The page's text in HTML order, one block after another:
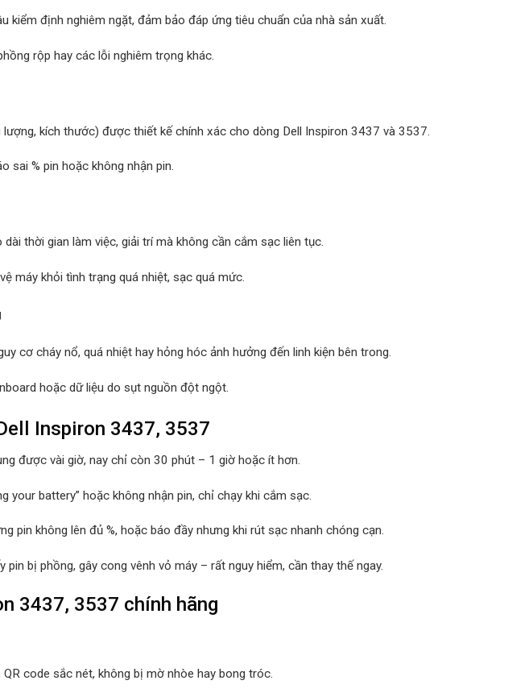
kiểm định nghiêm ngặt, đảm bảo đáp ứng tiêu chuẩn của nhà sản xuất.
rộp hay các lỗi nghiêm trọng khác.
kích thước) được thiết kế chính xác cho dòng Dell Inspiron 3437 và 3537.
sai % pin hoặc không nhận pin.
thời gian làm việc, giải trí mà không cần cắm sạc liên tục.
máy khỏi tình trạng quá nhiệt, sạc quá mức.
cơ cháy nổ, quá nhiệt hay hỏng hóc ảnh hưởng đến linh kiện bên trong.
hoặc dữ liệu do sụt nguồn đột ngột.
Inspiron 3437, 3537
được vài giờ, nay chỉ còn 30 phút – 1 giờ hoặc ít hơn.
your battery” hoặc không nhận pin, chỉ chạy khi cắm sạc.
pin không lên đủ %, hoặc báo đầy nhưng khi rút sạc nhanh chóng cạn.
pin bị phồng, gây cong vênh vỏ máy – rất nguy hiểm, cần thay thế ngay.
3437, 3537 chính hãng
code sắc nét, không bị mờ nhòe hay bong tróc.